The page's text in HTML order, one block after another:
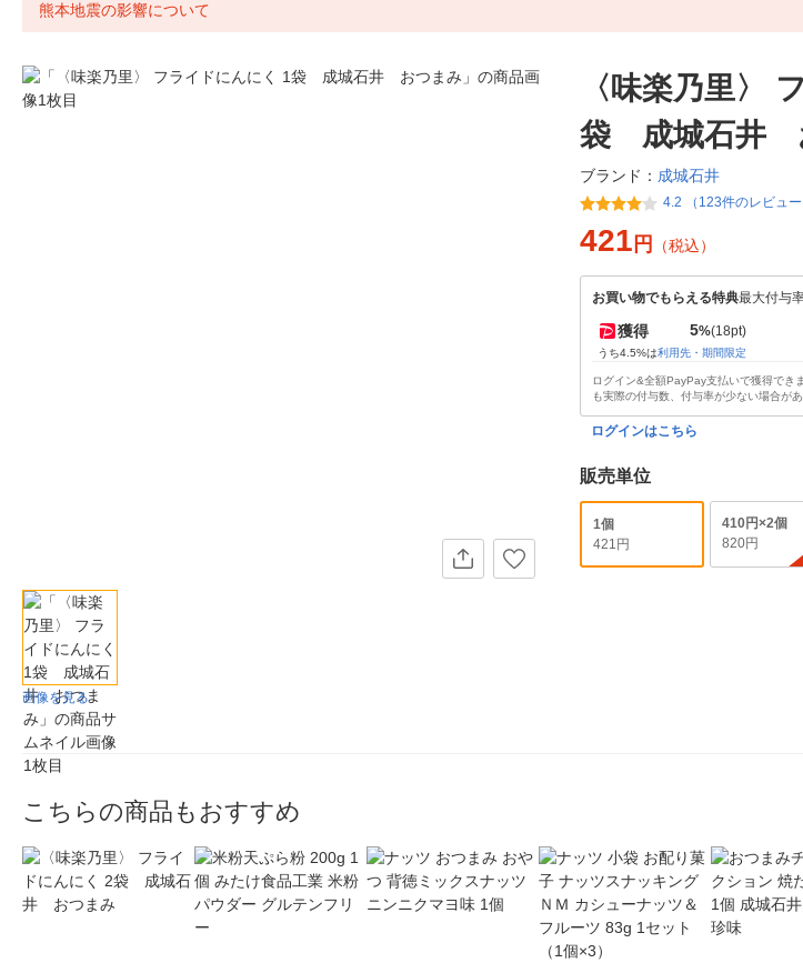
熊本地震の影響について
画像を見る
〈味楽乃里〉
袋 成城石井
ブランド： 成城石井
4.2 （123件のレビュー
421 円 （税込）
お買い物でもらえる特典最大付与
獲得 5%(18pt)
うち4.5%は利用先・期間限定
ログイン&全額PayPay支払いで獲得でき
も実際の付与数、付与率が少ない場合が
ログインはこちら
販売単位
1個
421円
410円×2個
820円
こちらの商品もおすすめ